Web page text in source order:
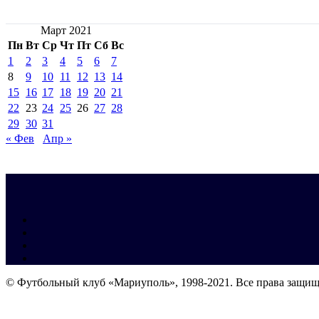
Март 2021
Пн Вт Ср Чт Пт Сб Вс
1
2 3 4 5 6
7
8
9 10 11 12 13 14
15 16 17 18 19 20 21
22
23 24 25 26 27 28
29 30 31
« Фев
Апр »
© Футбольный клуб «Мариуполь», 1998-2021. Все права